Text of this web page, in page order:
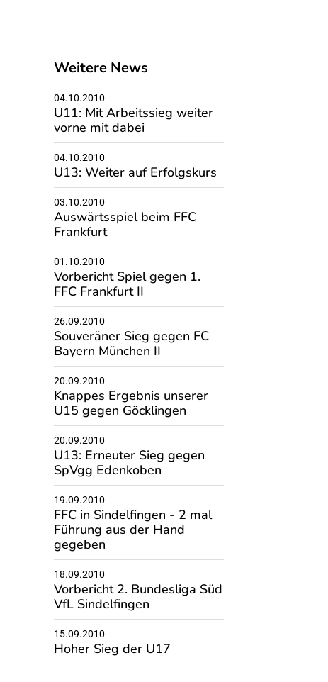
Weitere News
04.10.2010
U11: Mit Arbeitssieg weiter
vorne mit dabei
04.10.2010
U13: Weiter auf Erfolgskurs
03.10.2010
Auswärtsspiel beim FFC
Frankfurt
01.10.2010
Vorbericht Spiel gegen 1.
FFC Frankfurt II
26.09.2010
Souveräner Sieg gegen FC
Bayern München II
20.09.2010
Knappes Ergebnis unserer
U15 gegen Göcklingen
20.09.2010
U13: Erneuter Sieg gegen
SpVgg Edenkoben
19.09.2010
FFC in Sindelfingen - 2 mal
Führung aus der Hand
gegeben
18.09.2010
Vorbericht 2. Bundesliga Süd
VfL Sindelfingen
15.09.2010
Hoher Sieg der U17